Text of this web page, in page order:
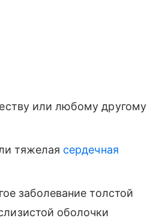
или любому другому
тяжелая сердечная
заболевание толстой
оболочки